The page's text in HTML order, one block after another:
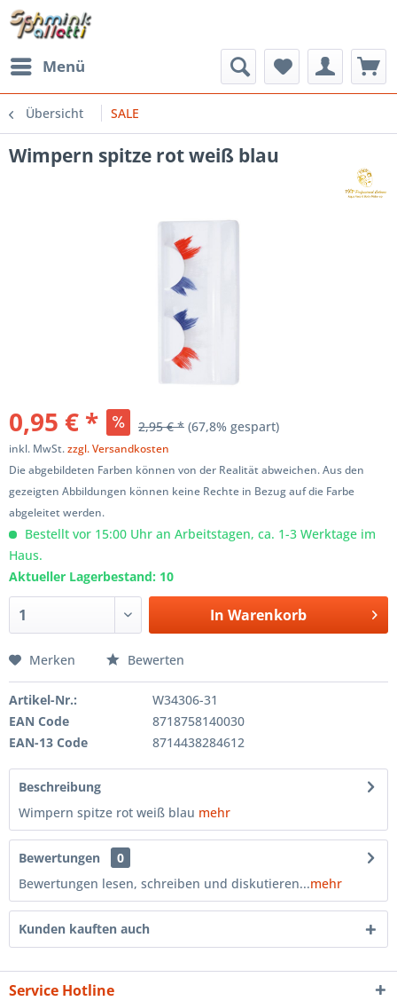
Menü
Übersicht SALE
Wimpern spitze rot weiß blau
0,95 € * 2,95 € * (67,8% gespart)
inkl. MwSt.zzgl. Versandkosten
Die abgebildeten Farben können von der Realität abweichen. Aus den
gezeigten Abbildungen können keine Rechte in Bezug auf die Farbe
abgeleitet werden.
Bestellt vor 15:00 Uhr an Arbeitstagen, ca. 1-3 Werktage im
Haus.
Aktueller Lagerbestand: 10
In Warenkorb
Merken Bewerten
Artikel-Nr.:
W34306-31
EAN Code
8718758140030
EAN-13 Code
8714438284612
Beschreibung
Wimpern spitze rot weiß blau mehr
Bewertungen
0
Bewertungen lesen, schreiben und diskutieren...mehr
Kunden kauften auch
Service Hotline